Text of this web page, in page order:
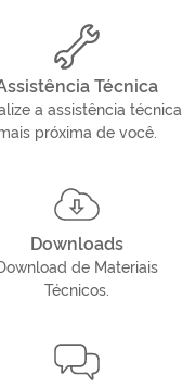
Técnica
a assistência técnica
próxima de você.
Downloads
de Materiais
Técnicos.